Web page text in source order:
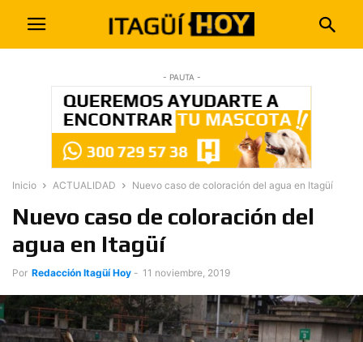
- PAUTA -
Inicio ACTUALIDAD Nuevo caso de coloración del agua en Itagüí
Nuevo caso de coloración del
agua en Itagüí
Por Redacción Itagüí Hoy - 11 noviembre, 2019